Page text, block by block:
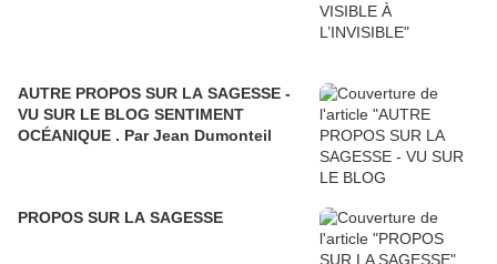
AUTRE PROPOS SUR LA SAGESSE -
VU SUR LE BLOG SENTIMENT
OCÉANIQUE . Par Jean Dumonteil
PROPOS SUR LA SAGESSE